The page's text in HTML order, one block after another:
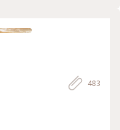
しまったのですね。 土日
フェが #いっぱい
483